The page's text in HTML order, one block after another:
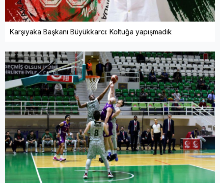
Karşıyaka Başkanı Büyükkarcı: Koltuğa yapışmadık